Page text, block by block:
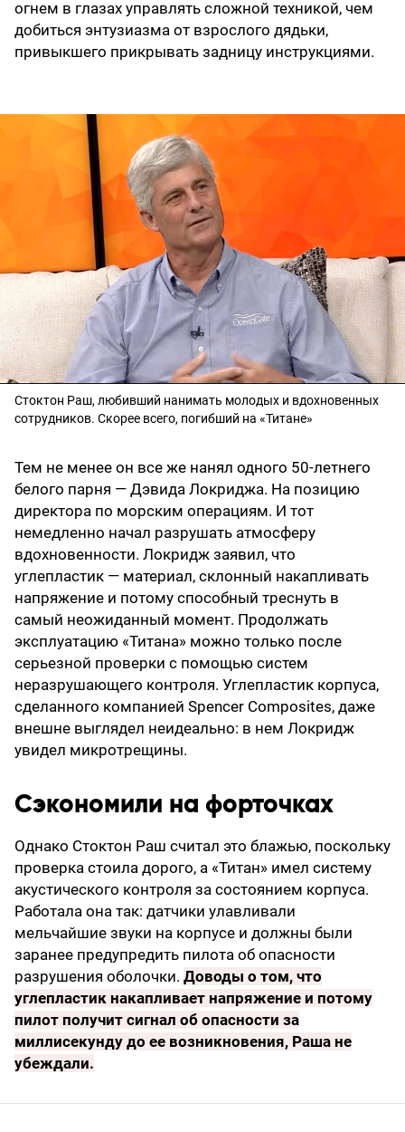
огнем в глазах управлять сложной техникой, чем
добиться энтузиазма от взрослого дядьки,
привыкшего прикрывать задницу инструкциями.
Стоктон Раш, любивший нанимать молодых и вдохновенных
сотрудников. Скорее всего, погибший на «Титане»
Тем не менее он все же нанял одного 50-летнего
белого парня — Дэвида Локриджа. На позицию
директора по морским операциям. И тот
немедленно начал разрушать атмосферу
вдохновенности. Локридж заявил, что
углепластик — материал, склонный накапливать
напряжение и потому способный треснуть в
самый неожиданный момент. Продолжать
эксплуатацию «Титана» можно только после
серьезной проверки с помощью систем
неразрушающего контроля. Углепластик корпуса,
сделанного компанией Spencer Composites, даже
внешне выглядел неидеально: в нем Локридж
увидел микротрещины.
Сэкономили на форточках
Однако Стоктон Раш считал это блажью, поскольку
проверка стоила дорого, а «Титан» имел систему
акустического контроля за состоянием корпуса.
Работала она так: датчики улавливали
мельчайшие звуки на корпусе и должны были
заранее предупредить пилота об опасности
разрушения оболочки. Доводы о том, что
углепластик накапливает напряжение и потому
пилот получит сигнал об опасности за
миллисекунду до ее возникновения, Раша не
убеждали.